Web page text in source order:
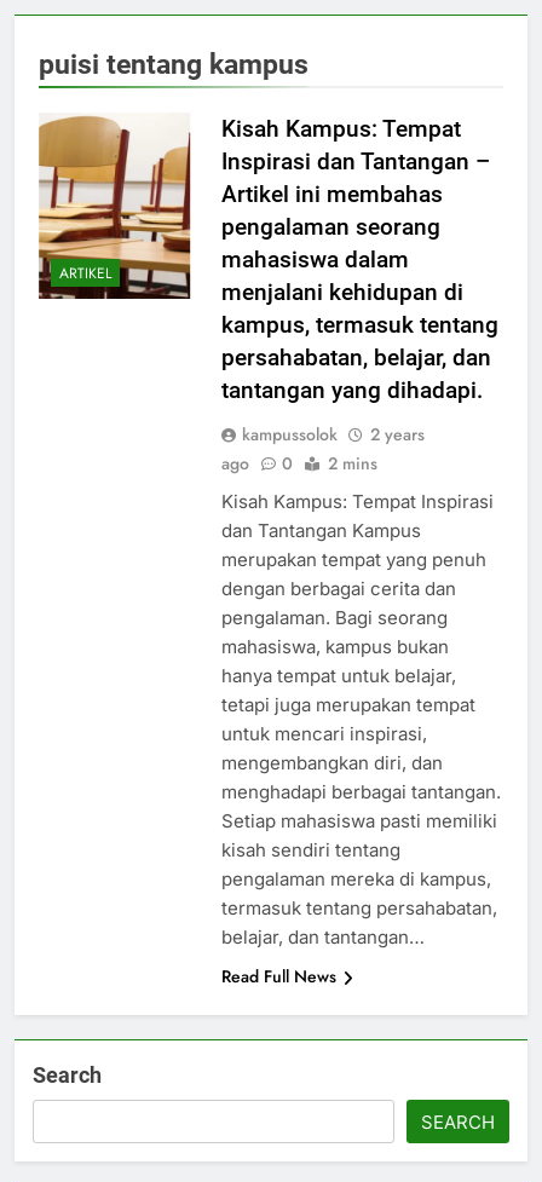
puisi tentang kampus
ARTIKEL
Kisah Kampus: Tempat
Inspirasi dan Tantangan –
Artikel ini membahas
pengalaman seorang
mahasiswa dalam
menjalani kehidupan di
kampus, termasuk tentang
persahabatan, belajar, dan
tantangan yang dihadapi.
kampussolok
2 years
ago
0 2 mins
Kisah Kampus: Tempat Inspirasi
dan Tantangan Kampus
merupakan tempat yang penuh
dengan berbagai cerita dan
pengalaman. Bagi seorang
mahasiswa, kampus bukan
hanya tempat untuk belajar,
tetapi juga merupakan tempat
untuk mencari inspirasi,
mengembangkan diri, dan
menghadapi berbagai tantangan.
Setiap mahasiswa pasti memiliki
kisah sendiri tentang
pengalaman mereka di kampus,
termasuk tentang persahabatan,
belajar, dan tantangan…
Read Full News
Search
SEARCH